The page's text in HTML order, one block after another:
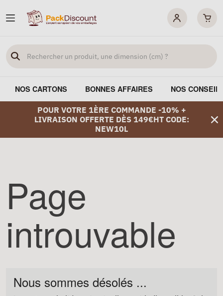
NOS CARTONS BONNES AFFAIRES NOS
POUR VOTRE 1ÈRE COMMANDE -10% +
LIVRAISON OFFERTE DÈS 149€HT CODE:
NEW10L
Page
introuvable
Nous sommes désolés ...